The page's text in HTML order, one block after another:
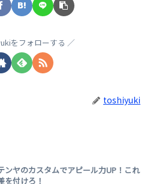
をフォローする
toshiyuki
ンヤのカスタムでアピール力UP！これ
を付けろ！